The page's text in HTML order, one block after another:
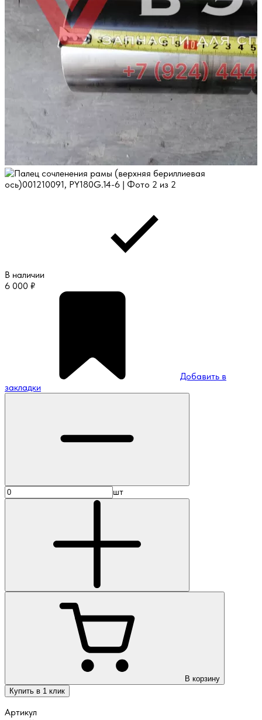
В наличии
6 000 ₽
Добавить в
закладки
шт
В корзину
Купить в 1 клик
Артикул